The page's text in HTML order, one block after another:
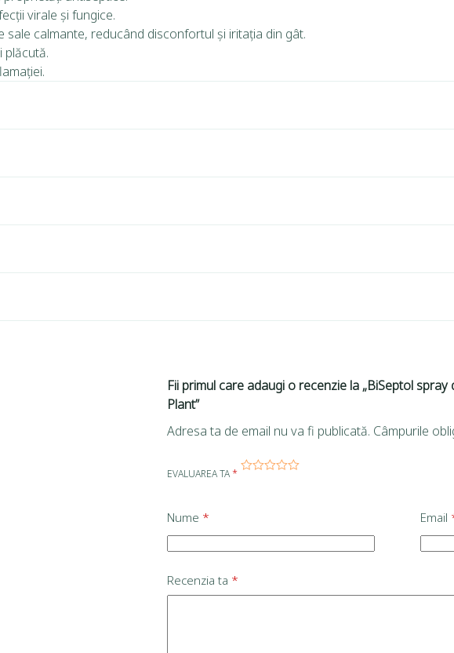
virale și fungice.
calmante, reducând disconfortul și iritația din gât.
plăcută.
Fii primul care adaugi o recenzie la „BiSeptol
Plant”
Adresa ta de email nu va fi publicată. Câmpurile
EVALUAREA TA*
Nume * Email
Recenzia ta *